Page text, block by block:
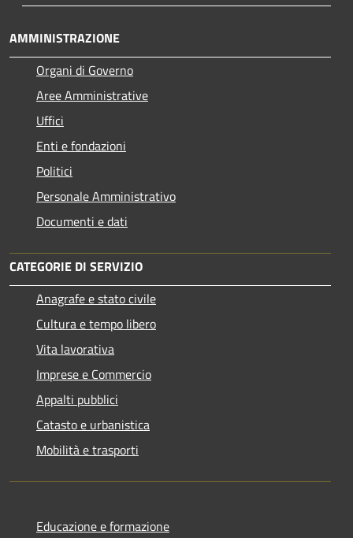
AMMINISTRAZIONE
Organi di Governo
Aree Amministrative
Uffici
Enti e fondazioni
Politici
Personale Amministrativo
Documenti e dati
CATEGORIE DI SERVIZIO
Anagrafe e stato civile
Cultura e tempo libero
Vita lavorativa
Imprese e Commercio
Appalti pubblici
Catasto e urbanistica
Mobilità e trasporti
Educazione e formazione